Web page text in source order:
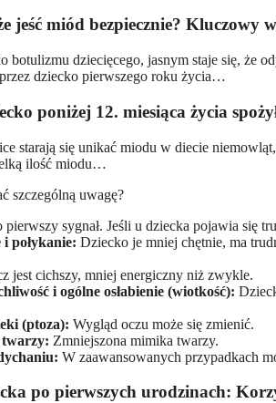
jeść miód bezpiecznie? Kluczowy
botulizmu dziecięcego, jasnym staje się, że
dziecko pierwszego roku życia…
poniżej 12. miesiąca życia
starają się unikać miodu w diecie
ilość miodu…
szczególną uwagę?
pierwszy sygnał. Jeśli u dziecka pojawia się
i połykanie: Dziecko je mniej chętnie, ma
jest cichszy, mniej energiczny niż zwykle.
i ogólne osłabienie (wiotkość):
(ptoza): Wygląd oczu może się zmienić.
Zmniejszona mimika twarzy.
W zaawansowanych przypadkach
po pierwszych urodzinach: